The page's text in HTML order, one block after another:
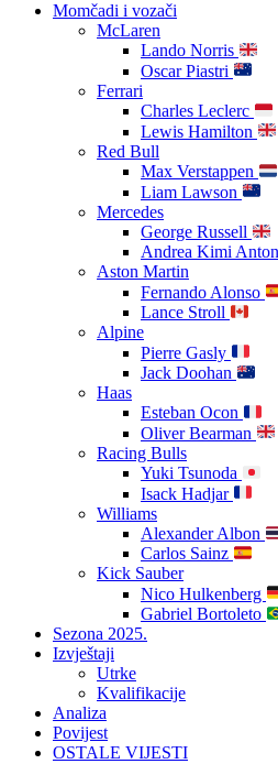
Momčadi i vozači
McLaren
Lando Norris
Oscar Piastri
Ferrari
Charles Leclerc
Lewis Hamilton
Red Bull
Max Verstappen
Liam Lawson
Mercedes
George Russell
Andrea Kimi
Aston Martin
Fernando Alonso
Lance Stroll
Alpine
Pierre Gasly
Jack Doohan
Haas
Esteban Ocon
Oliver Bearman
Racing Bulls
Yuki Tsunoda
Isack Hadjar
Williams
Alexander Albon
Carlos Sainz
Kick Sauber
Nico Hulkenberg
Gabriel Bortoleto
Sezona 2025.
Izvještaji
Utrke
Kvalifikacije
Analiza
Povijest
OSTALE VIJESTI